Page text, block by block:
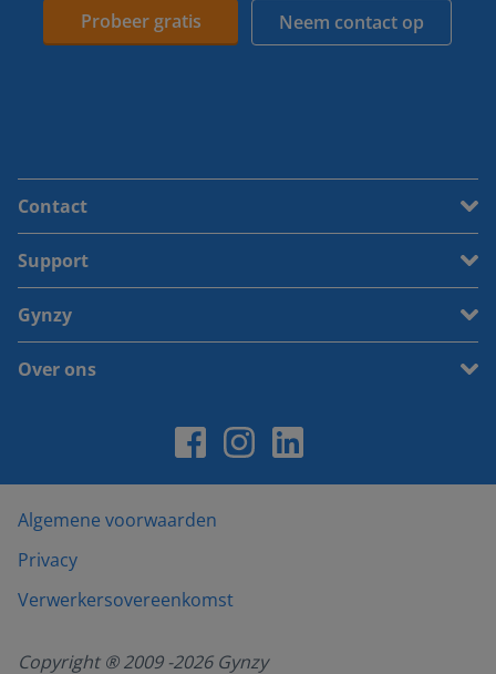
Probeer gratis Neem contact op
Contact
Support
Gynzy
Over ons
Algemene voorwaarden
Privacy
Verwerkersovereenkomst
Copyright ® 2009 -2026Gynzy